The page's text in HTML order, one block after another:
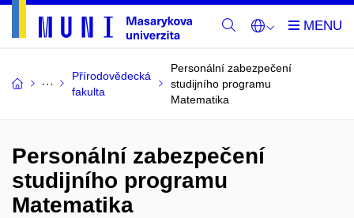
Přírodovědecká
fakulta
Personální zabezpečení
studijního programu
Matematika
Personální zabezpečení
studijního programu
Matematika